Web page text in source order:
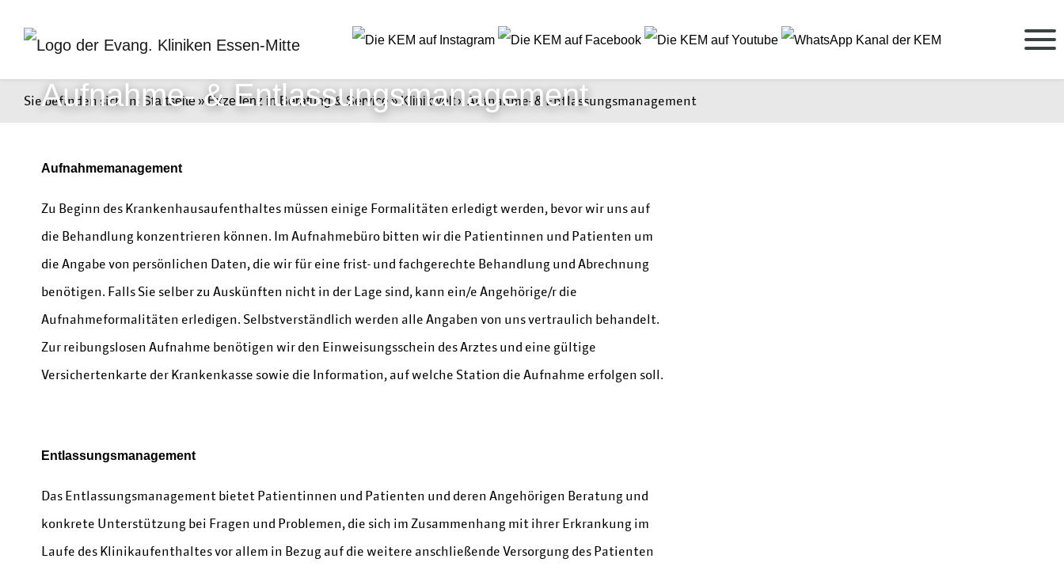
Suche öffnen
Aufnahme- & Entlassungsmanagement
Sie befinden sich in: Startseite »Exzellenz in Beratung & Service»Klinikwelt» Aufnahme- & Entlassungsmanagement
Aufnahmemanagement
Zu Beginn des Krankenhausaufenthaltes müssen einige Formalitäten erledigt werden, bevor wir uns auf
die Behandlung konzentrieren können. Im Aufnahmebüro bitten wir die Patientinnen und Patienten um
die Angabe von persönlichen Daten, die wir für eine frist- und fachgerechte Behandlung und Abrechnung
benötigen. Falls Sie selber zu Auskünften nicht in der Lage sind, kann ein/e Angehörige/r die
Aufnahmeformalitäten erledigen. Selbstverständlich werden alle Angaben von uns vertraulich behandelt.
Zur reibungslosen Aufnahme benötigen wir den Einweisungsschein des Arztes und eine gültige
Versichertenkarte der Krankenkasse sowie die Information, auf welche Station die Aufnahme erfolgen soll.
Entlassungsmanagement
Das Entlassungsmanagement bietet Patientinnen und Patienten und deren Angehörigen Beratung und
konkrete Unterstützung bei Fragen und Problemen, die sich im Zusammenhang mit ihrer Erkrankung im
Laufe des Klinikaufenthaltes vor allem in Bezug auf die weitere anschließende Versorgung des Patienten